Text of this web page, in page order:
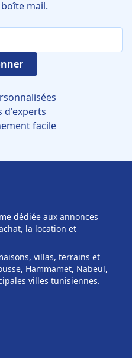
mail.
d'experts
facile
dédiée aux annonces
la location et
villas, terrains et
Hammamet, Nabeul,
villes tunisiennes.